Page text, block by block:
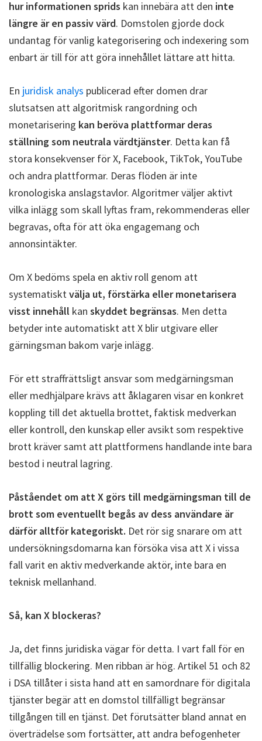
hur informationen sprids kan innebära att den inte
längre är en passiv värd. Domstolen gjorde dock
undantag för vanlig kategorisering och indexering som
enbart är till för att göra innehållet lättare att hitta.
En juridisk analys publicerad efter domen drar
slutsatsen att algoritmisk rangordning och
monetarisering kan beröva plattformar deras
ställning som neutrala värdtjänster. Detta kan få
stora konsekvenser för X, Facebook, TikTok, YouTube
och andra plattformar. Deras flöden är inte
kronologiska anslagstavlor. Algoritmer väljer aktivt
vilka inlägg som skall lyftas fram, rekommenderas eller
begravas, ofta för att öka engagemang och
annonsintäkter.
Om X bedöms spela en aktiv roll genom att
systematisktvälja ut, förstärka eller monetarisera
visst innehåll kan skyddet begränsas. Men detta
betyder inte automatiskt att X blir utgivare eller
gärningsman bakom varje inlägg.
För ett straffrättsligt ansvar som medgärningsman
eller medhjälpare krävs att åklagaren visar en konkret
koppling till det aktuella brottet, faktisk medverkan
eller kontroll, den kunskap eller avsikt som respektive
brott kräver samt att plattformens handlande inte bara
bestod i neutral lagring.
Påståendet om att X görs till medgärningsman till de
brott som eventuellt begås av dess användare är
därför alltför kategoriskt. Det rör sig snarare om att
undersökningsdomarna kan försöka visa att X i vissa
fall varit en aktiv medverkande aktör, inte bara en
teknisk mellanhand.
Så, kan X blockeras?
Ja, det finns juridiska vägar för detta. I vart fall för en
tillfällig blockering. Men ribban är hög. Artikel 51 och 82
i DSA tillåter i sista hand att en samordnare för digitala
tjänster begär att en domstol tillfälligt begränsar
tillgången till en tjänst. Det förutsätter bland annat en
överträdelse som fortsätter, att andra befogenheter